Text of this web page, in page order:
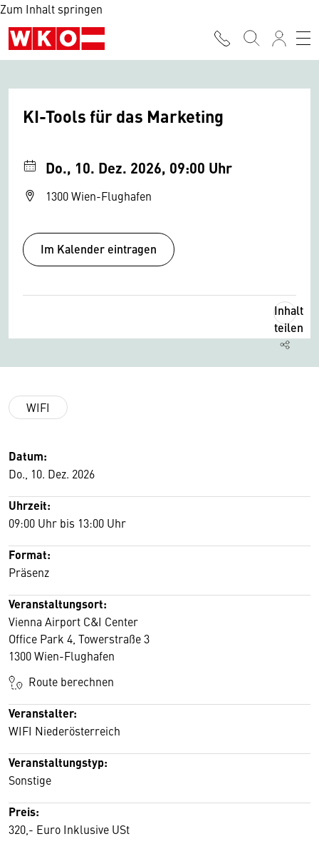
Zum Inhalt springen
KI-Tools für das Marketing
Do., 10. Dez. 2026, 09:00 Uhr
1300 Wien-Flughafen
Im Kalender eintragen
Inhalt
teilen
WIFI
Datum:
Do., 10. Dez. 2026
Uhrzeit:
09:00 Uhr bis 13:00 Uhr
Format:
Präsenz
Veranstaltungsort:
Vienna Airport C&I Center
Office Park 4, Towerstraße 3
1300 Wien-Flughafen
Route berechnen
Veranstalter:
WIFI Niederösterreich
Veranstaltungstyp:
Sonstige
Preis:
320,- Euro Inklusive USt